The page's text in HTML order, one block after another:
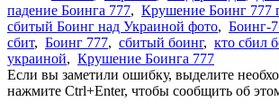
падение Боинга 777, Крушение Боинг 777
сбитый Боинг над Украиной фото, Боинг-
сбит, Боинг 777, сбитый боинг, кто сбил
украиной, Крушение Боинга 777
Если вы заметили ошибку, выделите
нажмите Ctrl+Enter, чтобы сообщить об